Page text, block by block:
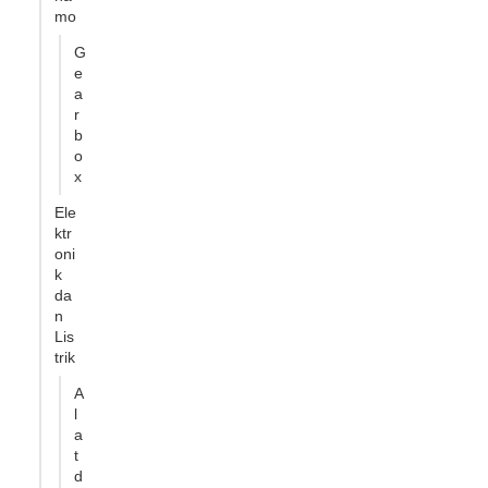
mo
G
e
a
r
b
o
x
Ele
ktr
oni
k
da
n
Lis
trik
A
l
a
t
d